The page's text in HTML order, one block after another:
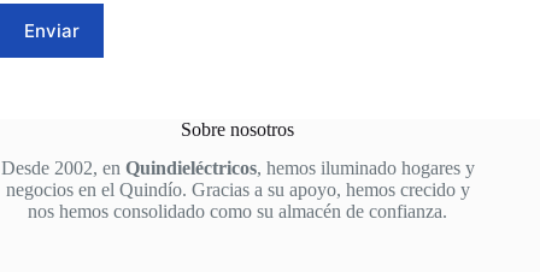
Enviar
Sobre nosotros
Desde 2002, en Quindieléctricos, hemos iluminado hogares y
negocios en el Quindío. Gracias a su apoyo, hemos crecido y
nos hemos consolidado como su almacén de confianza.